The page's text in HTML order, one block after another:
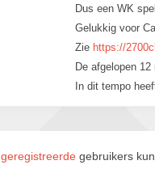
Dus een WK
Gelukkig voor
Zie https://
De afgelopen
In dit tempo
geregistreerde gebruikers